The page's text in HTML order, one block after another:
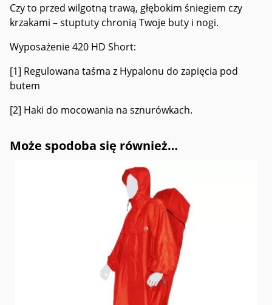
Czy to przed wilgotną trawą, głębokim śniegiem czy
krzakami – stuptuty chronią Twoje buty i nogi.
Wyposażenie 420 HD Short:
[1] Regulowana taśma z Hypalonu do zapięcia pod
butem
[2] Haki do mocowania na sznurówkach.
Może spodoba się również…